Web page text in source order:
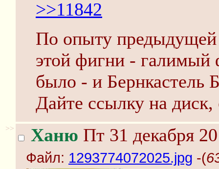
>>11842
По опыту предыдущей
этой фигни - галимый
было - и Бернкастель
Дайте ссылку на диск,
>> Ханю Пт 31 декабря
Файл: 1293774072025.jpg -(